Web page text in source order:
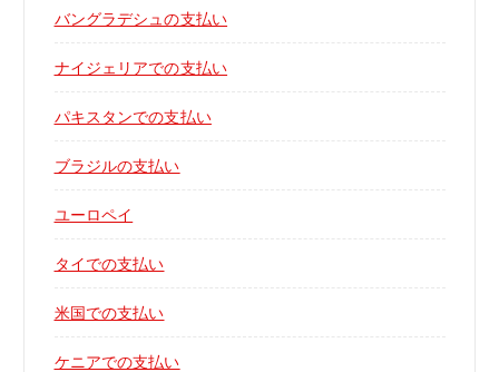
バングラデシュの支払い
ナイジェリアでの支払い
パキスタンでの支払い
ブラジルの支払い
ユーロペイ
タイでの支払い
米国での支払い
ケニアでの支払い